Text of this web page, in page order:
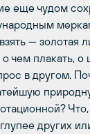
еще чудом
— золотая
чем плакать, о
в другом.
других